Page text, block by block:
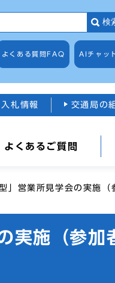
検
よくある質問 FAQ AIチャッ
入札情報 交通局の
よくあるご質問
営業所見学会の実施（
施（参加